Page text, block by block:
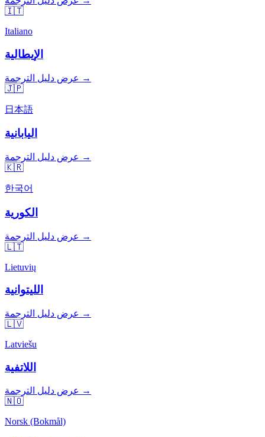
🇮🇹
Italiano
الإيطالية
عرض دليل الترجمة →
🇯🇵
日本語
اليابانية
عرض دليل الترجمة →
🇰🇷
한국어
الكورية
عرض دليل الترجمة →
🇱🇹
Lietuvių
الليتوانية
عرض دليل الترجمة →
🇱🇻
Latviešu
اللاتفية
عرض دليل الترجمة →
🇳🇴
Norsk (Bokmål)